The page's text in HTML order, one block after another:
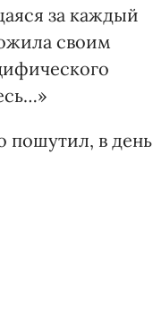
за каждый
своим
пошутил, в день